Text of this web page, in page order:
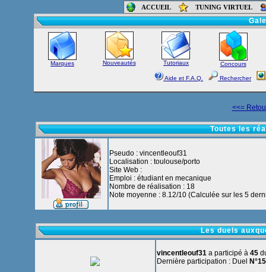
ACCUEIL TUNING VIRTUEL
Accueil-
Marques Nouveautés Tutoriaux Concours
Aide et F.A.Q. Rechercher
<<=
Toutes les
Pseudo : vincentleouf31
Localisation : toulouse/porto
Site Web :
Emploi : étudiant en mecanique
Nombre de réalisation : 18
Note moyenne : 8.12/10 (Calculée sur les 5
Les duels
vincentleouf31a participé à 45
Dernière participation : Duel